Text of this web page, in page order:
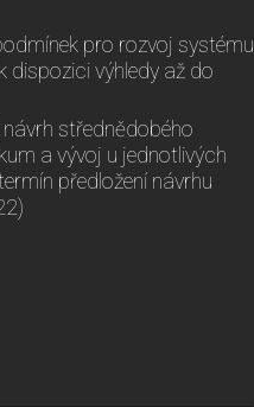
pro rozvoj systému
dispozici výhledy až do
střednědobého
a vývoj u jednotlivých
předložení návrhu